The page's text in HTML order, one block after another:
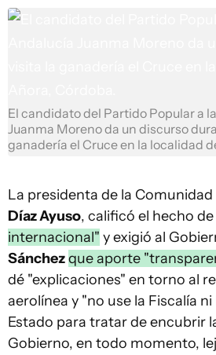
El candidato del Partido Popular a
Juanma Moreno da un discurso
ganadería el Cruce en la localidad
La presidenta de la
Díaz Ayuso, calificó el hecho de
internacional" y exigió al
Sánchezque aporte
dé "explicaciones" en torno al
aerolínea y "no use la Fiscalía
Estado para tratar de encubrir
Gobierno, en todo momento,